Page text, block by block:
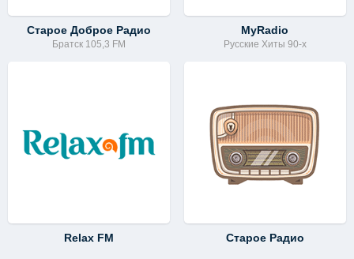
Старое Доброе Радио
Братск 105,3 FM
MyRadio
Русские Хиты 90-х
Relax FM Старое Радио